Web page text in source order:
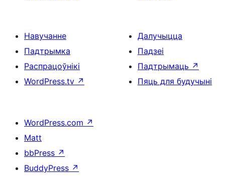
Навучанне
Падтрымка
Распрацоўнікі
WordPress.tv ↗
Далучыцца
Падзеі
Падтрымаць ↗
Пяць для будучыні
WordPress.com ↗
Matt
bbPress ↗
BuddyPress ↗